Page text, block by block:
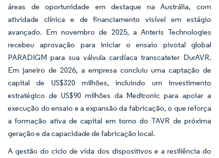
áreas de oportunidade em destaque na Austrália, com
atividade clínica e de financiamento visível em estágio
avançado. Em novembro de 2025, a Anteris Technologies
recebeu aprovação para iniciar o ensaio pivotal global
PARADIGM para sua válvula cardíaca transcateter DurAVR.
Em janeiro de 2026, a empresa concluiu uma captação de
capital de US$320 milhões, incluindo um investimento
estratégico de US$90 milhões da Medtronic para apoiar a
execução do ensaio e a expansão da fabricação, o que reforça
a formação ativa de capital em torno do TAVR de próxima
geração e da capacidade de fabricação local.
A gestão do ciclo de vida dos dispositivos e a resiliência do